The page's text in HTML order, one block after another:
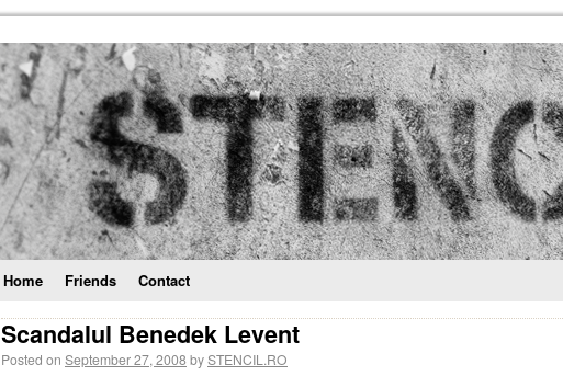
Home Friends Contact
Scandalul Benedek Levent
Posted on September 27, 2008bySTENCIL.RO